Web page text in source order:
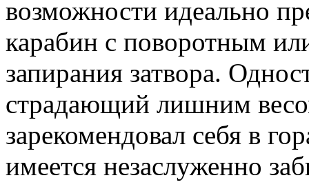
возможности идеально
карабин с поворотным
запирания затвора.
страдающий лишним
зарекомендовал себя в
имеется незаслуженно